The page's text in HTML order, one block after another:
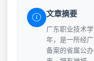
文章摘要
广东职业技术
年，是一所经
备案的省属公